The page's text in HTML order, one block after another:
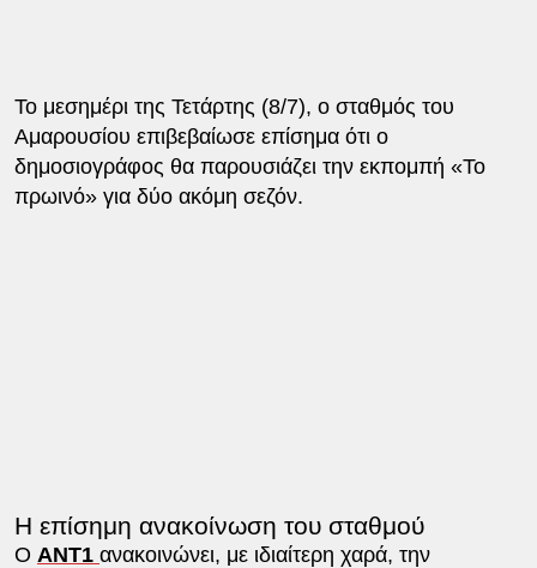
Το μεσημέρι της Τετάρτης (8/7), ο σταθμός του
Αμαρουσίου επιβεβαίωσε επίσημα ότι ο
δημοσιογράφος θα παρουσιάζει την εκπομπή «Το
πρωινό» για δύο ακόμη σεζόν.
Η επίσημη ανακοίνωση του σταθμού
Ο ΑΝΤ1 ανακοινώνει, με ιδιαίτερη χαρά, την